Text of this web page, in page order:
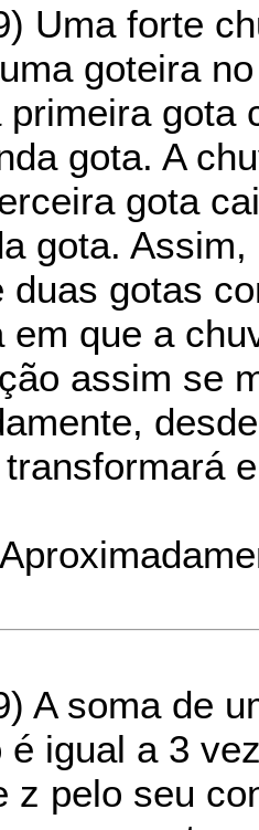
Uma forte
goteira
primeira gota
gota. A
gota
gota.
duas gotas
em que a
assim se
A soma de
é igual a 3
z pelo seu